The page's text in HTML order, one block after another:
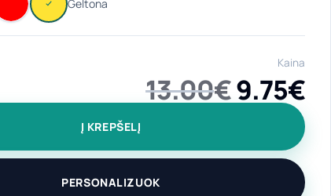
Elegantiškas puodelis su šaukšteliu "Geriausia mama" 300
Kaina
13.00€Original
price
was:
13.00€.
9.75€
Į KREPŠELĮ
PERSONALIZUOK